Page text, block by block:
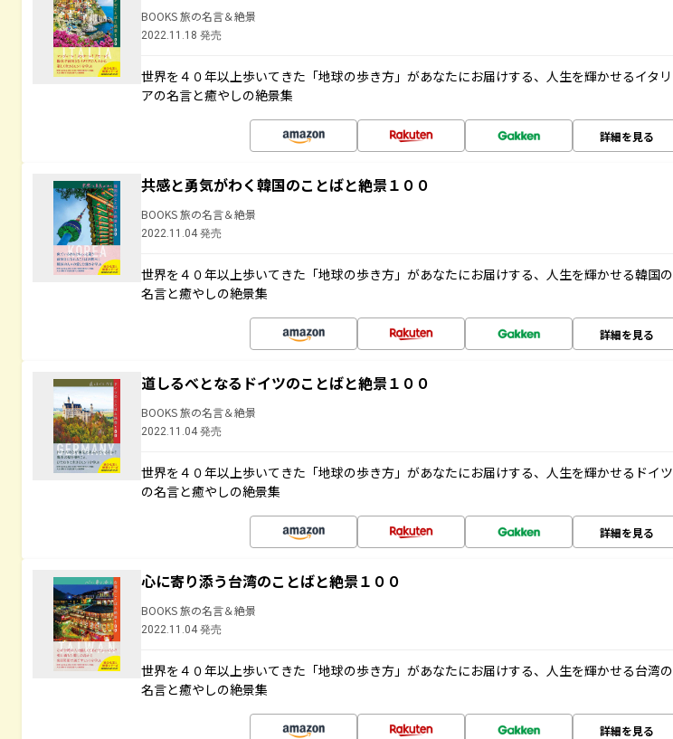
BOOKS 旅の名言＆絶景
2022.11.18 発売
世界を４０年以上歩いてきた「地球の歩き方」があなたにお届けする、人生を輝かせるイタリ
アの名言と癒やしの絶景集
詳細を見る
共感と勇気がわく韓国のことばと絶景１００
BOOKS 旅の名言＆絶景
2022.11.04 発売
世界を４０年以上歩いてきた「地球の歩き方」があなたにお届けする、人生を輝かせる韓国の
名言と癒やしの絶景集
詳細を見る
道しるべとなるドイツのことばと絶景１００
BOOKS 旅の名言＆絶景
2022.11.04 発売
世界を４０年以上歩いてきた「地球の歩き方」があなたにお届けする、人生を輝かせるドイツ
の名言と癒やしの絶景集
詳細を見る
心に寄り添う台湾のことばと絶景１００
BOOKS 旅の名言＆絶景
2022.11.04 発売
世界を４０年以上歩いてきた「地球の歩き方」があなたにお届けする、人生を輝かせる台湾の
名言と癒やしの絶景集
詳細を見る